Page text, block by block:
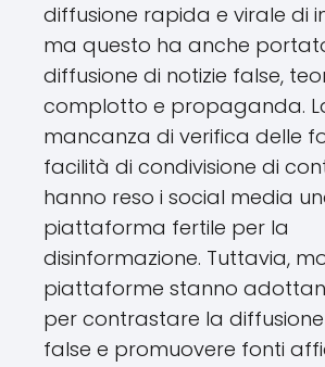
diffusione rapida e virale di
ma questo ha anche
diffusione di notizie false,
complotto e propaganda.
mancanza di verifica delle
facilità di condivisione di
hanno reso i social media
piattaforma fertile per la
disinformazione. Tuttavia,
piattaforme stanno
per contrastare la diffusione
false e promuovere fonti